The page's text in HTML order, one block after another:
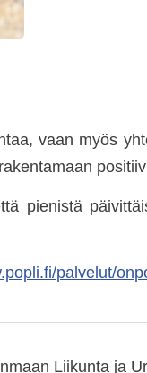
vaan myös
pienistä
palvelut/
Liikunta ja